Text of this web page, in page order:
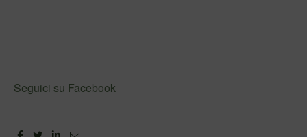
Seguici su Facebook
FacebookTwitterLinkedin
Email